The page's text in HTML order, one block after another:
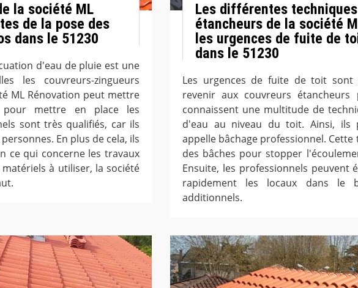
la société ML
de la pose des
dans le 51230
d'eau de pluie est une
les couvreurs-zingueurs
ML Rénovation peut mettre
pour mettre en place les
sont très qualifiés, car ils
En plus de cela, ils
ce qui concerne les travaux
à utiliser, la société
Les différentes
étancheurs de la société
les urgences de fuite de
dans le 51230
Les urgences de fuite de toit
revenir aux couvreurs étancheurs
connaissent une multitude de
d'eau au niveau du toit. Ainsi, ils
appelle bâchage professionnel.
des bâches pour stopper
Ensuite, les professionnels peuvent
rapidement les locaux dans le
additionnels.